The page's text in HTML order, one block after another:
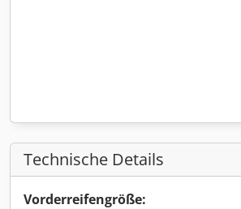
Technische Details
Vorderreifengröße: